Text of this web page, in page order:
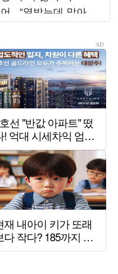
어...“열받는데 맞아서
불쌍하다고” (‘차장금’)